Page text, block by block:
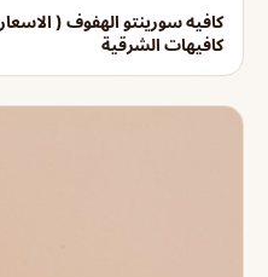
كافيه سورينتو الهفوف (
كافيهات الشرقية